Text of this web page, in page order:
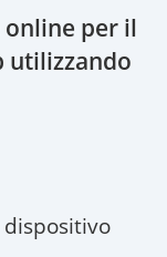
online per il
utilizzando
dispositivo